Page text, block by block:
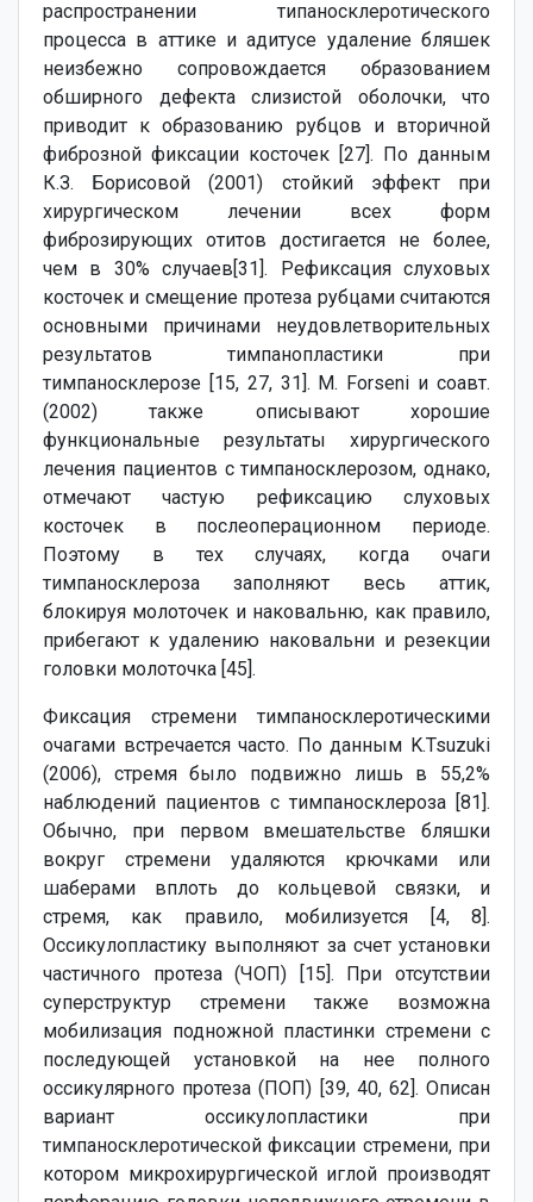
распространении типаносклеротического
процесса в аттике и адитусе удаление бляшек
неизбежно сопровождается образованием
обширного дефекта слизистой оболочки, что
приводит к образованию рубцов и вторичной
фиброзной фиксации косточек [27]. По данным
К.З. Борисовой (2001) стойкий эффект при
хирургическом лечении всех форм
фиброзирующих отитов достигается не более,
чем в 30% случаев[31]. Рефиксация слуховых
косточек и смещение протеза рубцами считаются
основными причинами неудовлетворительных
результатов тимпанопластики при
тимпаносклерозе [15, 27, 31]. M. Forseni и соавт.
(2002) также описывают хорошие
функциональные результаты хирургического
лечения пациентов с тимпаносклерозом, однако,
отмечают частую рефиксацию слуховых
косточек в послеоперационном периоде.
Поэтому в тех случаях, когда очаги
тимпаносклероза заполняют весь аттик,
блокируя молоточек и наковальню, как правило,
прибегают к удалению наковальни и резекции
головки молоточка [45].
Фиксация стремени тимпаносклеротическими
очагами встречается часто. По данным K.Tsuzuki
(2006), стремя было подвижно лишь в 55,2%
наблюдений пациентов с тимпаносклероза [81].
Обычно, при первом вмешательстве бляшки
вокруг стремени удаляются крючками или
шаберами вплоть до кольцевой связки, и
стремя, как правило, мобилизуется [4, 8].
Оссикулопластику выполняют за счет установки
частичного протеза (ЧОП) [15]. При отсутствии
суперструктур стремени также возможна
мобилизация подножной пластинки стремени с
последующей установкой на нее полного
оссикулярного протеза (ПОП) [39, 40, 62]. Описан
вариант оссикулопластики при
тимпаносклеротической фиксации стремени, при
котором микрохирургической иглой производят